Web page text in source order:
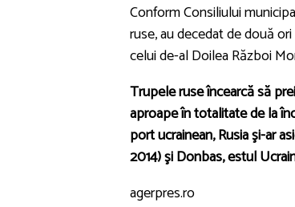
Conform Consiliului
ruse, au decedat de două
celui de-al Doilea Război
Trupele ruse încearcă să
aproape în totalitate de la
port ucrainean, Rusia şi-ar
2014) şi Donbas, estul
agerpres.ro